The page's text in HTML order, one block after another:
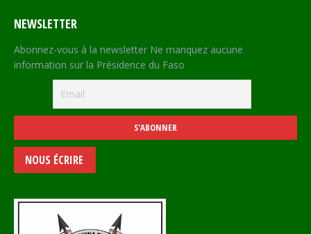
NEWSLETTER
Abonnez-vous à la newsletter Ne manquez aucune
information sur la Présidence du Faso
NOUS ÉCRIRE